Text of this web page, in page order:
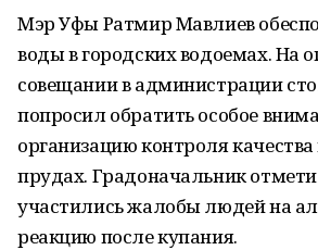
Мэр Уфы Ратмир Мавлиев
воды в городских водоемах. На
совещании в администрации
попросил обратить особое
организацию контроля
прудах. Градоначальник
участились жалобы людей на
реакцию после купания.